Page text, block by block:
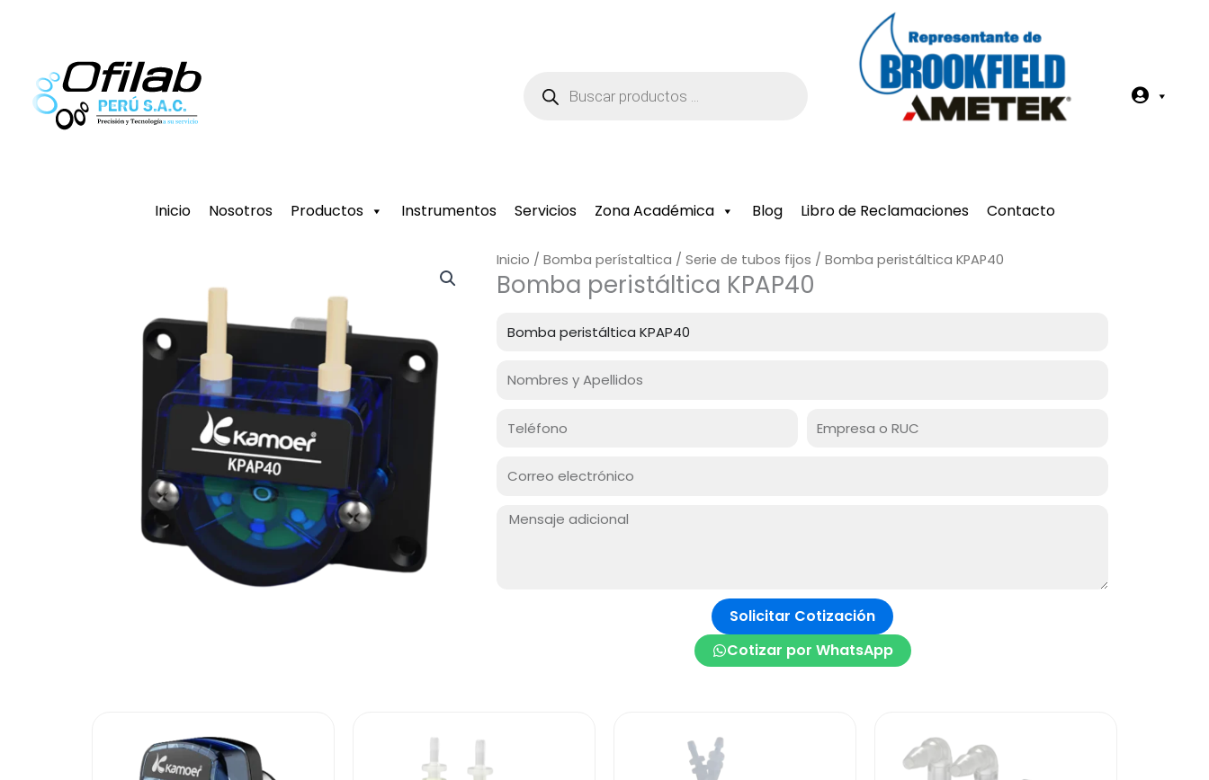
productos
Z
Inicio Nosotros Productos Instrumentos Servicios Zona Académica Blog Libro de Reclamaciones Contacto
Inicio /Bomba perístaltica /Serie de tubos fijos / Bomba peristáltica KPAP40
Bomba peristáltica KPAP40
Producto
Nombre
Celular
Correo
Mensaje:
Solicitar Cotización
Cotizar por WhatsApp